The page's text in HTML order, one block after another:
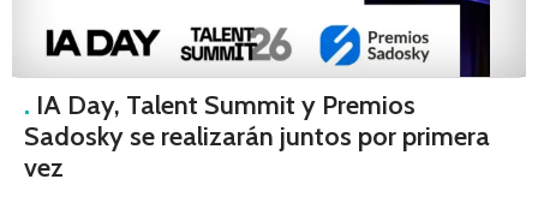
. IA Day, Talent Summit y Premios
Sadosky se realizarán juntos por primera
vez